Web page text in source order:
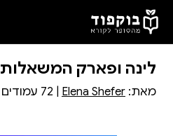
דלג לתוכן הראשי
לינה ופארק המשאלות
מאת: Elena Shefer